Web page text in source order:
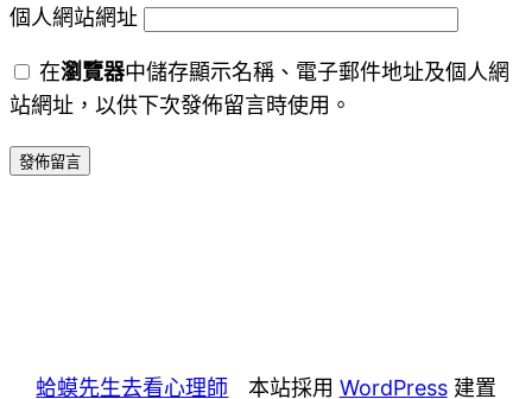
個人網站網址
在瀏覽器中儲存顯示名稱、電子郵件地址及個人網
站網址，以供下次發佈留言時使用。
蛤蟆先生去看心理師 本站採用 WordPress建置